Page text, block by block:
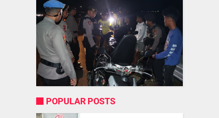
POPULAR POSTS